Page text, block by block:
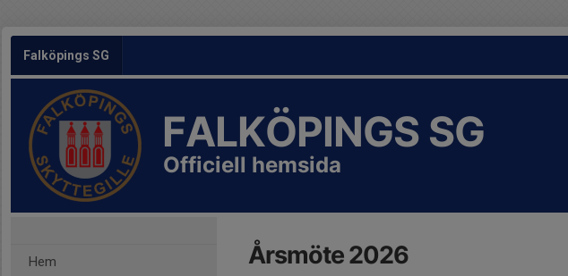
Falköpings SG
FALKÖPINGS SG
Officiell hemsida
Hem Årsmöte 2026